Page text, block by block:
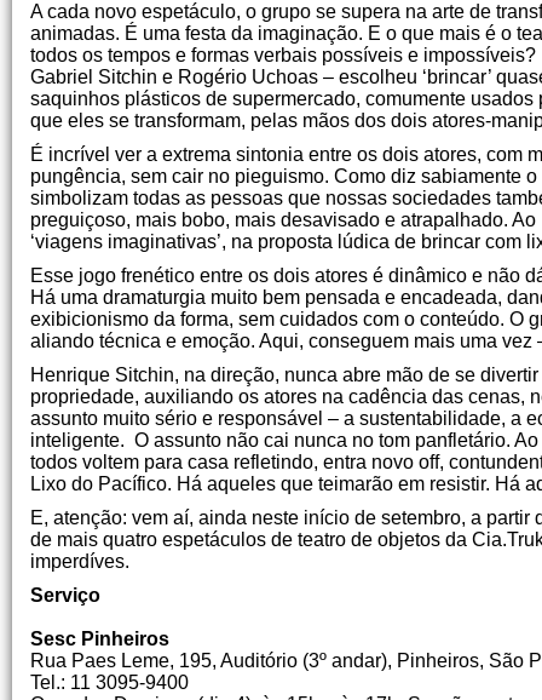
A cada novo espetáculo, o grupo se supera na arte de
animadas. É uma festa da imaginação. E o que mais é o
todos os tempos e formas verbais possíveis e
Gabriel Sitchin e Rogério Uchoas – escolheu ‘brincar’
saquinhos plásticos de supermercado, comumente
que eles se transformam, pelas mãos dos dois atores-
É incrível ver a extrema sintonia entre os dois atores, com
pungência, sem cair no pieguismo. Como diz sabiamente
simbolizam todas as pessoas que nossas sociedades
preguiçoso, mais bobo, mais desavisado e atrapalhado.
‘viagens imaginativas’, na proposta lúdica de brincar com
Esse jogo frenético entre os dois atores é dinâmico e não
Há uma dramaturgia muito bem pensada e encadeada,
exibicionismo da forma, sem cuidados com o conteúdo. O
aliando técnica e emoção. Aqui, conseguem mais uma vez
Henrique Sitchin, na direção, nunca abre mão de se
propriedade, auxiliando os atores na cadência das cenas,
assunto muito sério e responsável – a sustentabilidade, a
inteligente. O assunto não cai nunca no tom panfletário.
todos voltem para casa refletindo, entra novo off,
Lixo do Pacífico. Há aqueles que teimarão em resistir. Há
E, atenção: vem aí, ainda neste início de setembro, a
de mais quatro espetáculos de teatro de objetos da
imperdíves.
Serviço
Sesc Pinheiros
Rua Paes Leme, 195, Auditório (3º andar), Pinheiros, São
Tel.: 11 3095-9400